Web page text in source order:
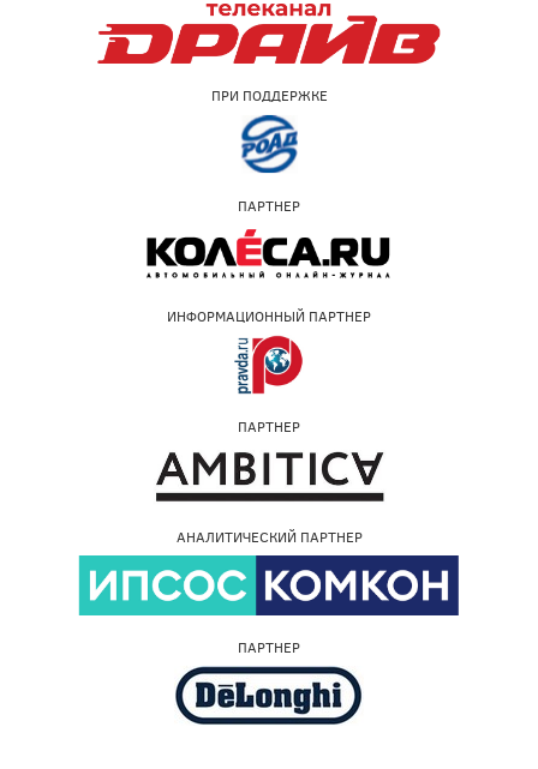
ПРИ ПОДДЕРЖКЕ
ПАРТНЕР
ИНФОРМАЦИОННЫЙ ПАРТНЕР
ПАРТНЕР
АНАЛИТИЧЕСКИЙ ПАРТНЕР
ПАРТНЕР